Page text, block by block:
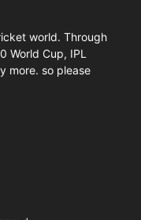
world. Through
World Cup, IPL
more. so please